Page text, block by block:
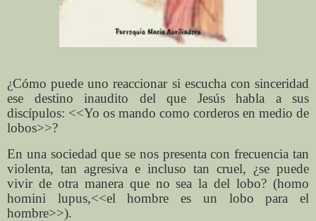
¿Cómo puede uno reaccionar si escucha con sinceridad
ese destino inaudito del que Jesús habla a sus
discípulos: <<Yo os mando como corderos en medio de
lobos>>?
En una sociedad que se nos presenta con frecuencia tan
violenta, tan agresiva e incluso tan cruel, ¿se puede
vivir de otra manera que no sea la del lobo? (homo
homini lupus,<<el hombre es un lobo para el
hombre>>).